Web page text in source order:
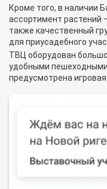
Кроме того, в наличии
ассортимент растений
также качественный
для приусадебного
ТВЦ оборудован
удобными
предусмотрена